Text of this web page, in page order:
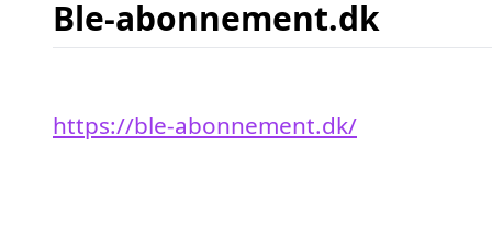
Ble-abonnement.dk
https://ble-abonnement.dk/